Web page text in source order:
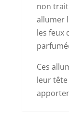
non
allumer
les feux
Ces
leur